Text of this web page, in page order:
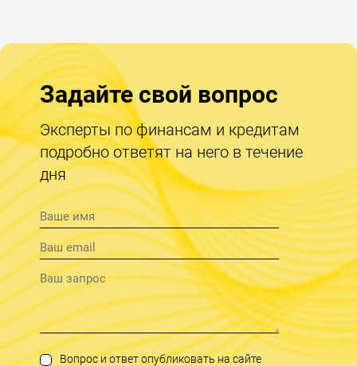
Задайте свой вопрос
Эксперты по финансам и кредитам
подробно ответят на него в течение
дня
Вопрос и ответ опубликовать на сайте